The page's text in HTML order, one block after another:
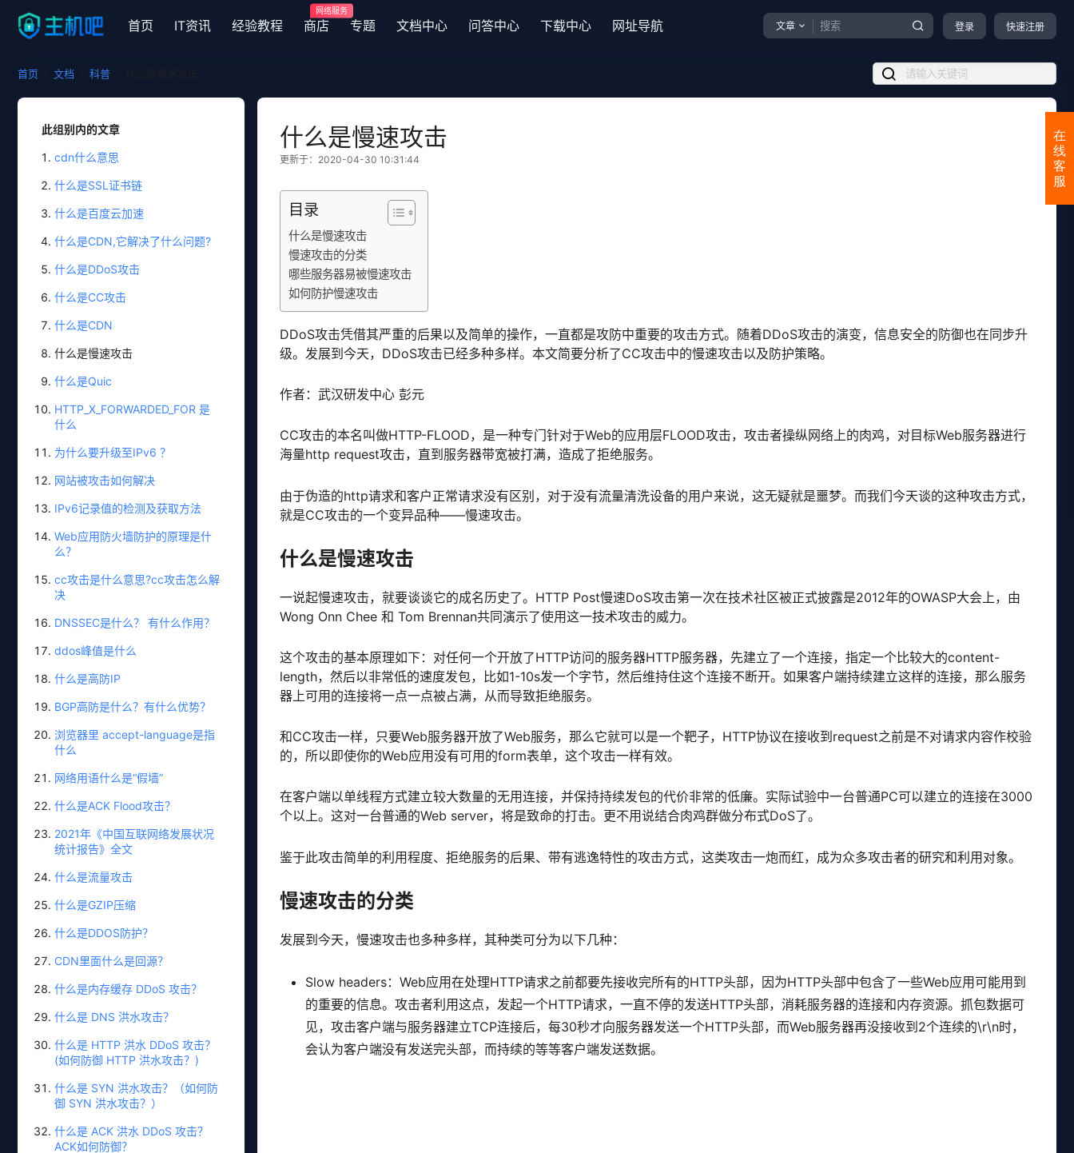
首页 IT资讯 经验教程 商店
网络服务
专题 文档中心 问答中心 下载中心 网址导航 文章 登录 快速注册
首页 文档 科普
此组别内的文章
cdn什么意思
什么是SSL证书链
什么是百度云加速
什么是CDN,它解决了什么问题?
什么是DDoS攻击
什么是CC攻击
什么是CDN
什么是慢速攻击
什么是Quic
HTTP_X_FORWARDED_FOR 是
什么
为什么要升级至IPv6 ？
网站被攻击如何解决
IPv6记录值的检测及获取方法
Web应用防火墙防护的原理是什
么？
cc攻击是什么意思?cc攻击怎么解
决
DNSSEC是什么？ 有什么作用？
ddos峰值是什么
什么是高防IP
BGP高防是什么？有什么优势？
浏览器里 accept-language是指
什么
网络用语什么是“假墙”
什么是ACK Flood攻击？
2021年《中国互联网络发展状况
统计报告》全文
什么是流量攻击
什么是GZIP压缩
什么是DDOS防护？
CDN里面什么是回源？
什么是内存缓存 DDoS 攻击？
什么是 DNS 洪水攻击？
什么是 HTTP 洪水 DDoS 攻击？
(如何防御 HTTP 洪水攻击？)
什么是 SYN 洪水攻击？（如何防
御 SYN 洪水攻击？）
什么是 ACK 洪水 DDoS 攻击？
ACK如何防御？
什么是慢速攻击
更新于：2020-04-30 10:31:44
目录
什么是慢速攻击
慢速攻击的分类
哪些服务器易被慢速攻击
如何防护慢速攻击
DDoS攻击凭借其严重的后果以及简单的操作，一直都是攻防中重要的攻击方式。随着DDoS攻击的演变，信息安全的防御也在同步升
级。发展到今天，DDoS攻击已经多种多样。本文简要分析了CC攻击中的慢速攻击以及防护策略。
作者：武汉研发中心 彭元
CC攻击的本名叫做HTTP-FLOOD，是一种专门针对于Web的应用层FLOOD攻击，攻击者操纵网络上的肉鸡，对目标Web服务器进行
海量http request攻击，直到服务器带宽被打满，造成了拒绝服务。
由于伪造的http请求和客户正常请求没有区别，对于没有流量清洗设备的用户来说，这无疑就是噩梦。而我们今天谈的这种攻击方式，
就是CC攻击的一个变异品种——慢速攻击。
什么是慢速攻击
一说起慢速攻击，就要谈谈它的成名历史了。HTTP Post慢速DoS攻击第一次在技术社区被正式披露是2012年的OWASP大会上，由
Wong Onn Chee 和 Tom Brennan共同演示了使用这一技术攻击的威力。
这个攻击的基本原理如下：对任何一个开放了HTTP访问的服务器HTTP服务器，先建立了一个连接，指定一个比较大的content-
length，然后以非常低的速度发包，比如1-10s发一个字节，然后维持住这个连接不断开。如果客户端持续建立这样的连接，那么服务
器上可用的连接将一点一点被占满，从而导致拒绝服务。
和CC攻击一样，只要Web服务器开放了Web服务，那么它就可以是一个靶子，HTTP协议在接收到request之前是不对请求内容作校验
的，所以即使你的Web应用没有可用的form表单，这个攻击一样有效。
在客户端以单线程方式建立较大数量的无用连接，并保持持续发包的代价非常的低廉。实际试验中一台普通PC可以建立的连接在3000
个以上。这对一台普通的Web server，将是致命的打击。更不用说结合肉鸡群做分布式DoS了。
鉴于此攻击简单的利用程度、拒绝服务的后果、带有逃逸特性的攻击方式，这类攻击一炮而红，成为众多攻击者的研究和利用对象。
慢速攻击的分类
发展到今天，慢速攻击也多种多样，其种类可分为以下几种：
Slow headers：Web应用在处理HTTP请求之前都要先接收完所有的HTTP头部，因为HTTP头部中包含了一些Web应用可能用到
的重要的信息。攻击者利用这点，发起一个HTTP请求，一直不停的发送HTTP头部，消耗服务器的连接和内存资源。抓包数据可
见，攻击客户端与服务器建立TCP连接后，每30秒才向服务器发送一个HTTP头部，而Web服务器再没接收到2个连续的\r\n时，
会认为客户端没有发送完头部，而持续的等等客户端发送数据。
在
线
客
服